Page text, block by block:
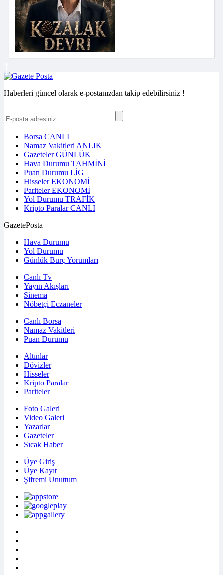
Haberleri güncel olarak e-postanızdan takip edebilirsiniz !
Borsa CANLI
Namaz Vakitleri ANLIK
GazetelerGÜNLÜK
Hava Durumu TAHMİNİ
Puan Durumu LİG
HisselerEKONOMİ
ParitelerEKONOMİ
Yol Durumu TRAFİK
Kripto ParalarCANLI
GazetePosta
Hava Durumu
Yol Durumu
Günlük Burç Yorumları
Canlı Tv
Yayın Akışları
Sinema
Nöbetçi Eczaneler
Canlı Borsa
Namaz Vakitleri
Puan Durumu
Altınlar
Dövizler
Hisseler
Kripto Paralar
Pariteler
Foto Galeri
Video Galeri
Yazarlar
Gazeteler
Sıcak Haber
Üye Giriş
Üye Kayıt
Şifremi Unuttum